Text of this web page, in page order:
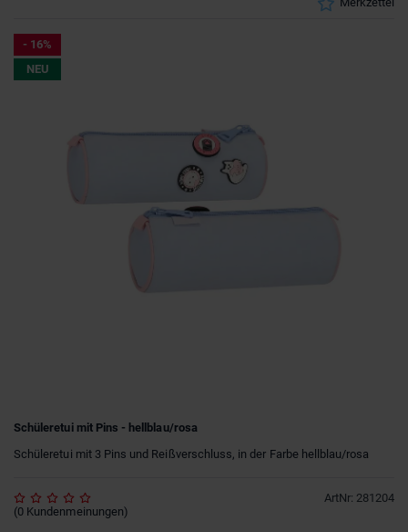
- 16%
NEU
Schüleretui mit Pins - hellblau/rosa
Schüleretui mit 3 Pins und Reißverschluss, in der Farbe hellblau/rosa
ArtNr: 281204
(0 Kundenmeinungen)